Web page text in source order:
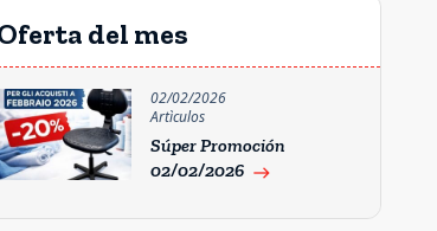
del mes
02/02/2026
Artìculos
Súper Promoción
02/02/2026 east